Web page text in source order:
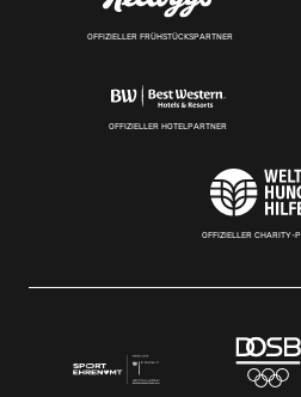
OFFIZIELLER FRÜHSTÜCKSPARTNER
OFFIZIELLER HOTELPARTNER
OFFIZIELLER CHARITY-